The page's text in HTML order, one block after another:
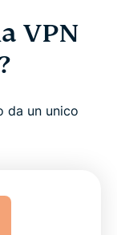
VPN
da un unico